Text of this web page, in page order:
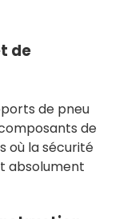
de
de pneu
de
où la sécurité
absolument